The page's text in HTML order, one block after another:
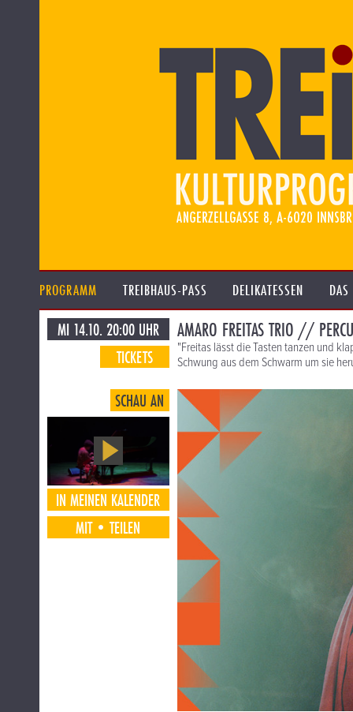
PROGRAMM TREIBHAUS-PASS DELIKATESSEN
MI 14.10. 20:00 UHR
TICKETS
AMARO FREITAS TRIO //
"Freitas lässt die Tasten tanzen und
Schwung aus dem Schwarm um sie
SCHAU AN
IN MEINEN KALENDER
MIT•TEILEN